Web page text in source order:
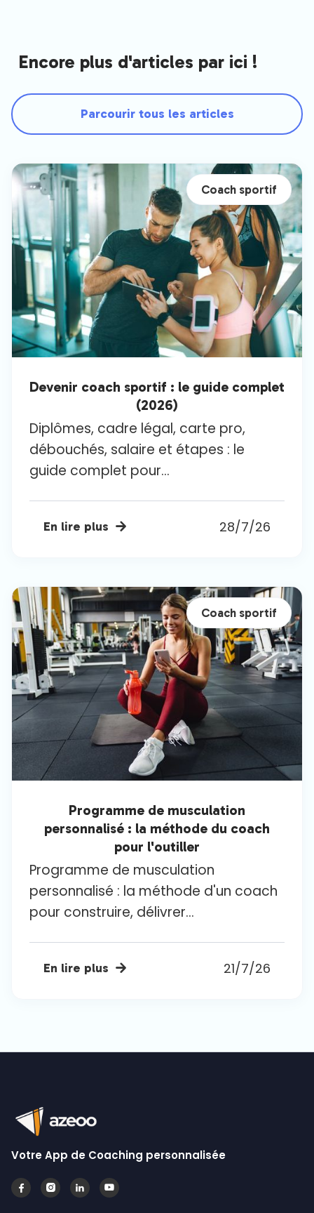
Encore plus d'articles par ici !
Parcourir tous les articles
Coach sportif
Devenir coach sportif : le guide complet
(2026)
Diplômes, cadre légal, carte pro,
débouchés, salaire et étapes : le
guide complet pour...
En lire plus  28/7/26
Coach sportif
Programme de musculation
personnalisé : la méthode du coach
pour l'outiller
Programme de musculation
personnalisé : la méthode d'un coach
pour construire, délivrer...
En lire plus  21/7/26
Votre App de Coaching personnalisée
   